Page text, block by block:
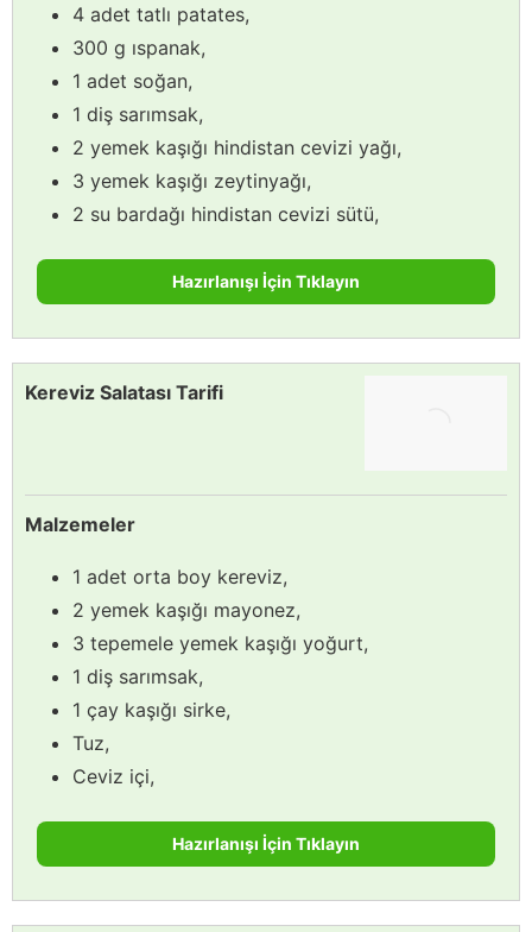
4 adet tatlı patates,
300 g ıspanak,
1 adet soğan,
1 diş sarımsak,
2 yemek kaşığı hindistan cevizi yağı,
3 yemek kaşığı zeytinyağı,
2 su bardağı hindistan cevizi sütü,
Hazırlanışı İçin Tıklayın
Kereviz Salatası Tarifi
Malzemeler
1 adet orta boy kereviz,
2 yemek kaşığı mayonez,
3 tepemele yemek kaşığı yoğurt,
1 diş sarımsak,
1 çay kaşığı sirke,
Tuz,
Ceviz içi,
Hazırlanışı İçin Tıklayın